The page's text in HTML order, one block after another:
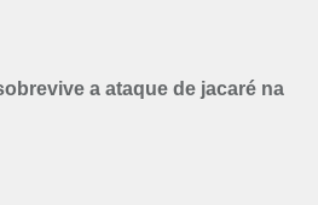
a ataque de jacaré na